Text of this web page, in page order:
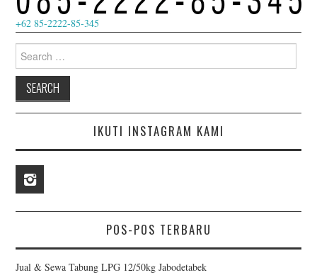
+62 85-2222-85-345
for:
IKUTI INSTAGRAM KAMI
POS-POS TERBARU
Jual & Sewa Tabung LPG 12/50kg Jabodetabek